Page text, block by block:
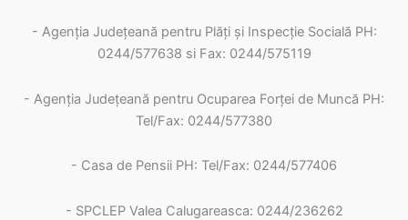
- Agenția Județeană pentru Plăți și Inspecție Socială PH:
0244/577638 si Fax: 0244/575119
- Agenţia Judeţeană pentru Ocuparea Forţei de Muncă PH:
Tel/Fax: 0244/577380
- Casa de Pensii PH: Tel/Fax: 0244/577406
- SPCLEP Valea Calugareasca: 0244/236262